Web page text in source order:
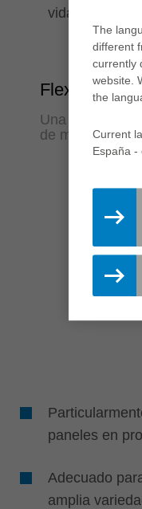
vida útil de la
Flexibilidad
Una
de materiales
paneles en
Adecuado
amplia
The
different
currently
website.
the
Current
España -